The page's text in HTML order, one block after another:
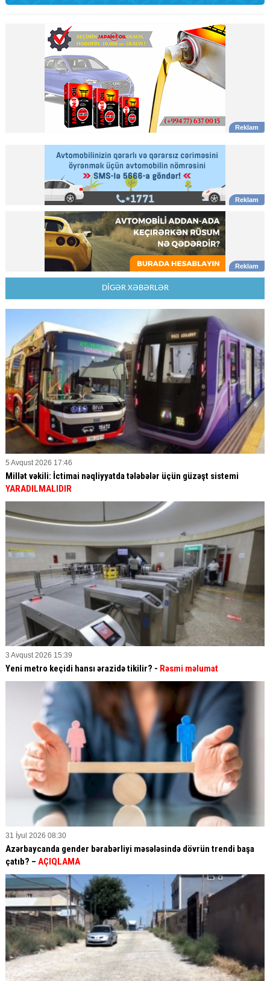
DİGƏR XƏBƏRLƏR
5 Avqust 2026 17:46
Millət vəkili: İctimai nəqliyyatda tələbələr üçün güzəşt sistemi
YARADILMALIDIR
3 Avqust 2026 15:39
Yeni metro keçidi hansı ərazidə tikilir? - Rəsmi məlumat
31 İyul 2026 08:30
Azərbaycanda gender bərabərliyi məsələsində dövrün trendi başa
çatıb? – AÇIQLAMA